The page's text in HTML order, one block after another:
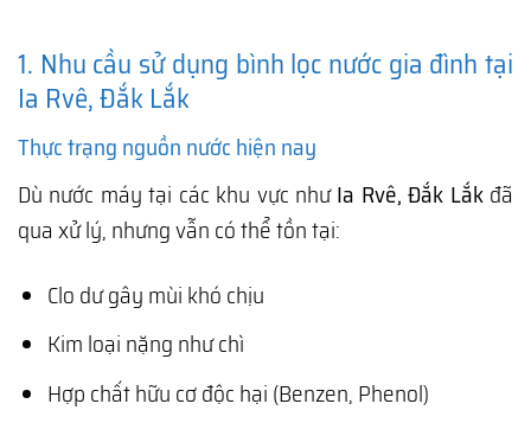
1. Nhu cầu sử dụng bình lọc nước gia đình tại
Ia Rvê, Đắk Lắk
Thực trạng nguồn nước hiện nay
Dù nước máy tại các khu vực nhưIa Rvê, Đắk Lắkđã
qua xử lý, nhưng vẫn có thể tồn tại:
Clo dư gây mùi khó chịu
Kim loại nặng như chì
Hợp chất hữu cơ độc hại (Benzen, Phenol)